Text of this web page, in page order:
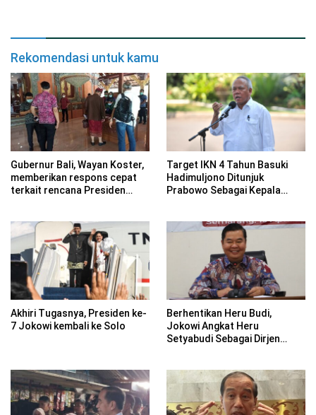
Rekomendasi untuk kamu
Gubernur Bali, Wayan Koster,
memberikan respons cepat
terkait rencana Presiden
Target IKN 4 Tahun Basuki
Hadimuljono Ditunjuk
Prabowo Sebagai Kepala
Akhiri Tugasnya, Presiden ke-
7 Jokowi kembali ke Solo
Berhentikan Heru Budi,
Jokowi Angkat Heru
Setyabudi Sebagai Dirjen